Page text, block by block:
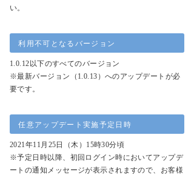
い。
利用不可となるバージョン
1.0.12以下のすべてのバージョン
※最新バージョン（1.0.13）へのアップデートが必
要です。
任意アップデート実施予定日時
2021年11月25日（木）15時30分頃
※予定日時以降、初回ログイン時においてアップデ
ートの通知メッセージが表示されますので、お客様